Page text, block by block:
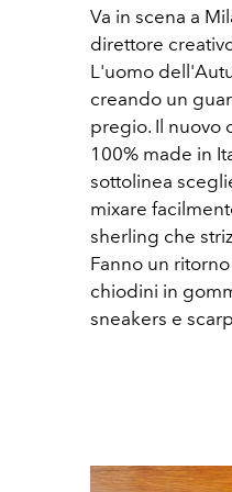
Va in scena a
direttore
L'uomo
creando un
pregio. Il nuovo
100% made in
sottolinea
mixare
sherling che
Fanno un
chiodini in
sneakers e